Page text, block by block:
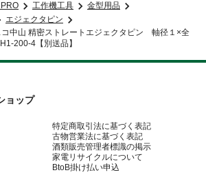
工作機工具
金型用品
エジェクタピン
コ中山 精密ストレートエジェクタピン 軸径１×全
200-4【別送品】
ョップ
特定商取引法に基づく表記
古物営業法に基づく表記
酒類販売管理者標識の掲示
家電リサイクルについて
BtoB掛け払い申込